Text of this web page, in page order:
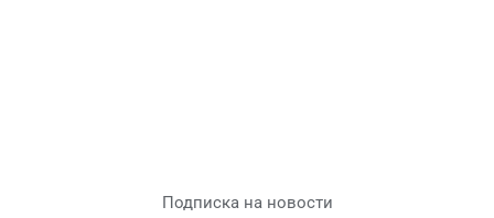
Подписка на новости